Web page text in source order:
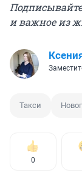
и важное из
Такси
0